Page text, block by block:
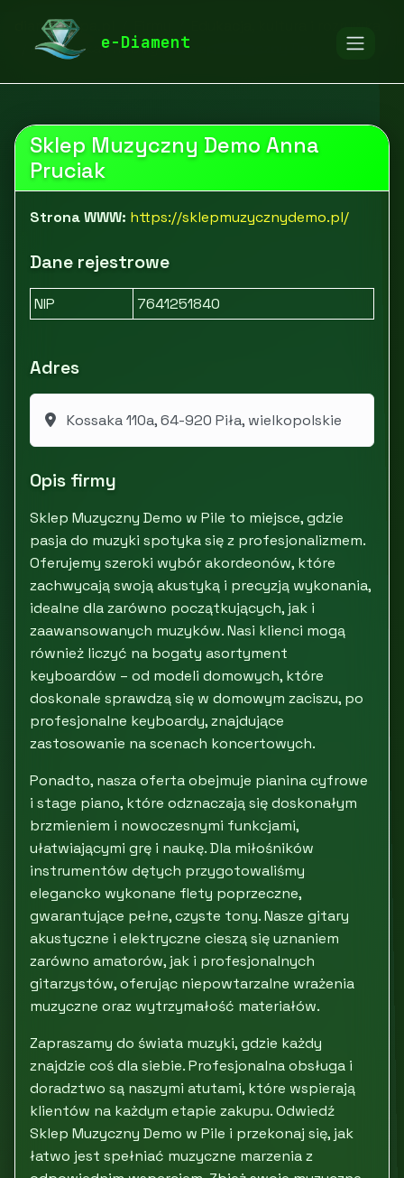
e-Diament
diamentspa.pl
Rozrywka i hobby
Sklep Muzyczny Demo
Sklep Muzyczny Demo Anna
Pruciak
Strona WWW: https://sklepmuzycznydemo.pl/
Dane rejestrowe
NIP 7641251840
Adres
Kossaka 110a, 64-920 Piła, wielkopolskie
Opis firmy
Sklep Muzyczny Demo w Pile to miejsce, gdzie
pasja do muzyki spotyka się z profesjonalizmem.
Oferujemy szeroki wybór akordeonów, które
zachwycają swoją akustyką i precyzją wykonania,
idealne dla zarówno początkujących, jak i
zaawansowanych muzyków. Nasi klienci mogą
również liczyć na bogaty asortyment
keyboardów – od modeli domowych, które
doskonale sprawdzą się w domowym zaciszu, po
profesjonalne keyboardy, znajdujące
zastosowanie na scenach koncertowych.
Ponadto, nasza oferta obejmuje pianina cyfrowe
i stage piano, które odznaczają się doskonałym
brzmieniem i nowoczesnymi funkcjami,
ułatwiającymi grę i naukę. Dla miłośników
instrumentów dętych przygotowaliśmy
elegancko wykonane flety poprzeczne,
gwarantujące pełne, czyste tony. Nasze gitary
akustyczne i elektryczne cieszą się uznaniem
zarówno amatorów, jak i profesjonalnych
gitarzystów, oferując niepowtarzalne wrażenia
muzyczne oraz wytrzymałość materiałów.
Zapraszamy do świata muzyki, gdzie każdy
znajdzie coś dla siebie. Profesjonalna obsługa i
doradztwo są naszymi atutami, które wspierają
klientów na każdym etapie zakupu. Odwiedź
Sklep Muzyczny Demo w Pile i przekonaj się, jak
łatwo jest spełniać muzyczne marzenia z